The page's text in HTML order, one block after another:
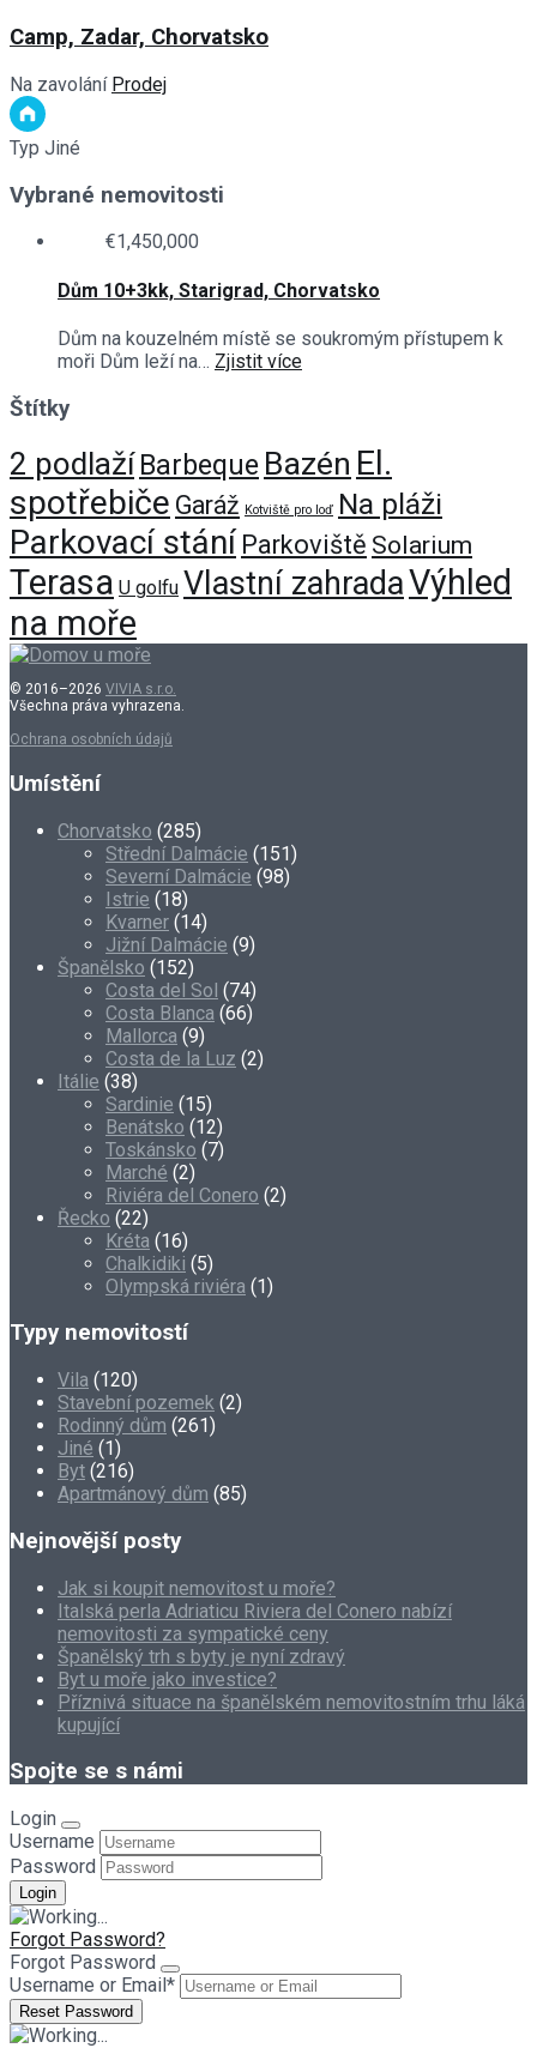
Camp, Zadar, Chorvatsko
Na zavolání Prodej
Typ Jiné
Vybrané nemovitosti
€1,450,000
Dům 10+3kk, Starigrad, Chorvatsko
Dům na kouzelném místě se soukromým přístupem k
moři Dům leží na… Zjistit více
Štítky
2 podlaží Barbeque Bazén El.
spotřebiče Garáž Kotviště pro loď Na pláži
Parkovací stání Parkoviště Solarium
Terasa U golfu Vlastní zahradaVýhled
na moře
© 2016–2026 VIVIA s.r.o.
Všechna práva vyhrazena.
Ochrana osobních údajů
Umístění
Chorvatsko (285)
Střední Dalmácie (151)
Severní Dalmácie (98)
Istrie (18)
Kvarner (14)
Jižní Dalmácie (9)
Španělsko (152)
Costa del Sol (74)
Costa Blanca (66)
Mallorca (9)
Costa de la Luz (2)
Itálie (38)
Sardinie (15)
Benátsko (12)
Toskánsko (7)
Marché (2)
Riviéra del Conero (2)
Řecko (22)
Kréta (16)
Chalkidiki (5)
Olympská riviéra (1)
Typy nemovitostí
Vila (120)
Stavební pozemek (2)
Rodinný dům (261)
Jiné (1)
Byt (216)
Apartmánový dům (85)
Nejnovější posty
Jak si koupit nemovitost u moře?
Italská perla Adriaticu Riviera del Conero nabízí
nemovitosti za sympatické ceny
Španělský trh s byty je nyní zdravý
Byt u moře jako investice?
Příznivá situace na španělském nemovitostním trhu láká
kupující
Spojte se s námi
Login
Username
Password
Forgot Password?
Forgot Password
Username or Email*